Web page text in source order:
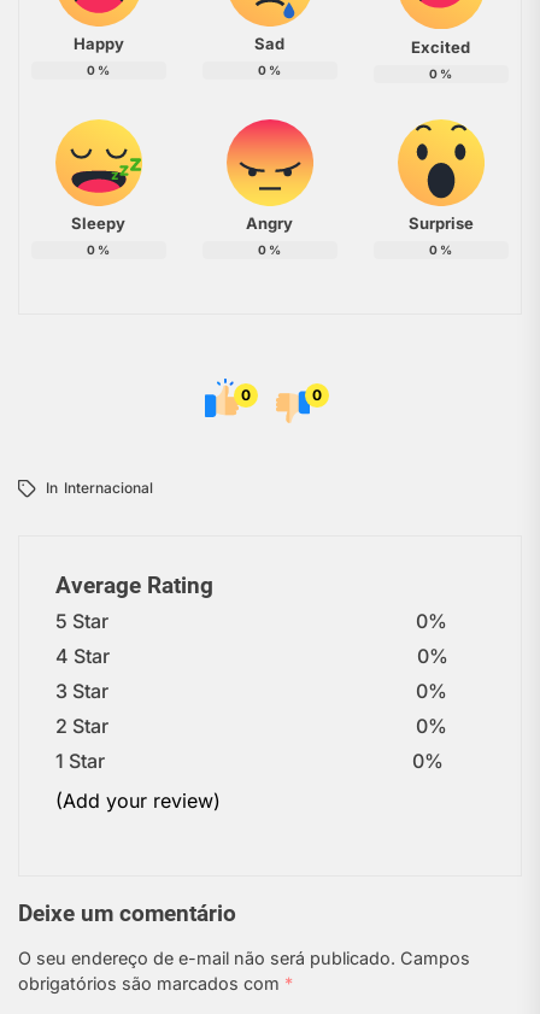
Happy
0 %
Sad
0 %
Excited
0 %
Sleepy
0 %
Angry
0 %
Surprise
0 %
0 0
In Internacional
Average Rating
5 Star
0%
4 Star
0%
3 Star
0%
2 Star
0%
1 Star
0%
(Add your review)
Deixe um comentário
O seu endereço de e-mail não será publicado. Campos
obrigatórios são marcados com *